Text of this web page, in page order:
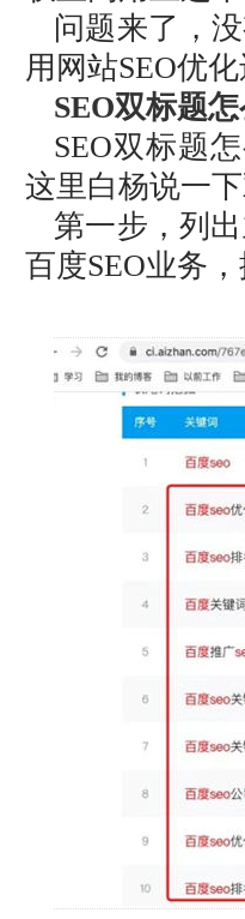
问题来了，
用网站SEO优
SEO双标题
SEO双标题
这里白杨说一
第一步，列
百度SEO业务